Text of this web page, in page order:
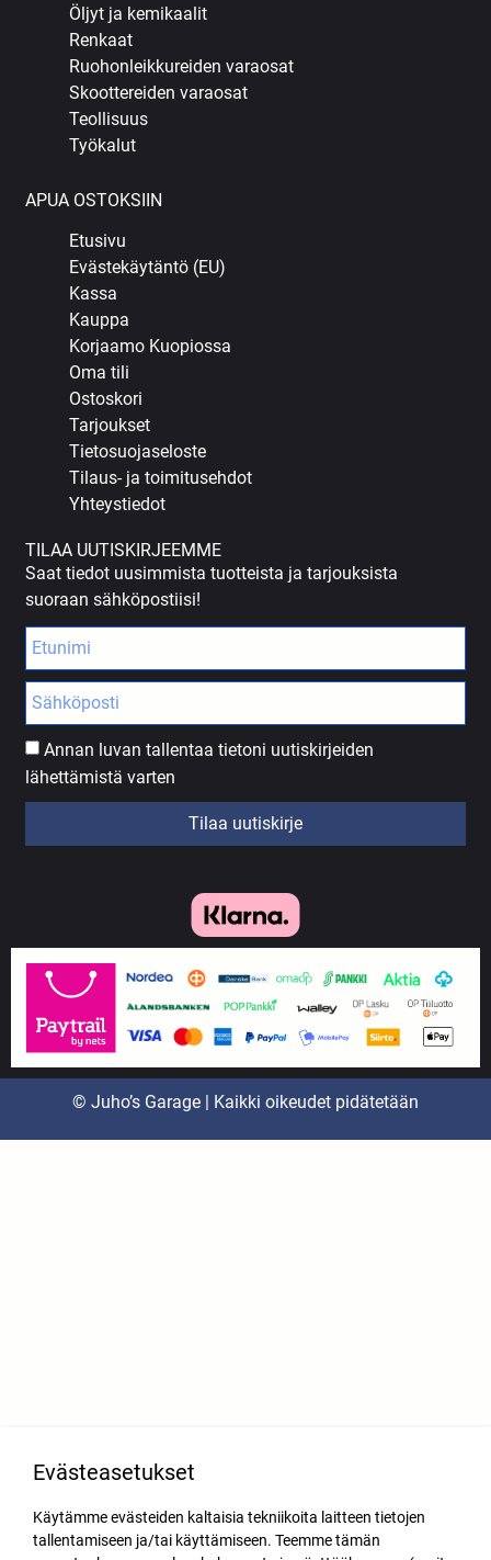
Öljyt ja kemikaalit
Renkaat
Ruohonleikkureiden varaosat
Skoottereiden varaosat
Teollisuus
Työkalut
APUA OSTOKSIIN
Etusivu
Evästekäytäntö (EU)
Kassa
Kauppa
Korjaamo Kuopiossa
Oma tili
Ostoskori
Tarjoukset
Tietosuojaseloste
Tilaus- ja toimitusehdot
Yhteystiedot
TILAA UUTISKIRJEEMME
Saat tiedot uusimmista tuotteista ja tarjouksista
suoraan sähköpostiisi!
Annan luvan tallentaa tietoni uutiskirjeiden
lähettämistä varten
Tilaa uutiskirje
© Juho’s Garage | Kaikki oikeudet pidätetään
Evästeasetukset
Käytämme evästeiden kaltaisia tekniikoita laitteen tietojen
tallentamiseen ja/tai käyttämiseen. Teemme tämän